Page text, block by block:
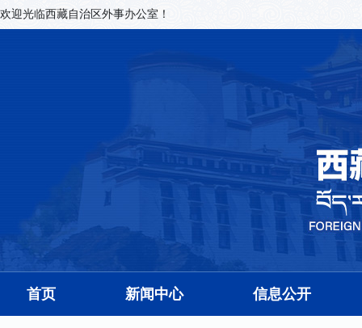
欢迎光临西藏自治区外事办公室！
首页 新闻中心 信息公开